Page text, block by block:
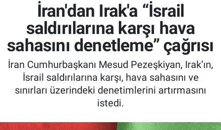
İran'dan Irak'a “İsrail
saldırılarına karşı hava
sahasını denetleme” çağrısı
İran Cumhurbaşkanı Mesud Pezeşkiyan, Irak’ın,
İsrail saldırılarına karşı, hava sahasını ve
sınırları üzerindeki denetimlerini artırmasını
istedi.